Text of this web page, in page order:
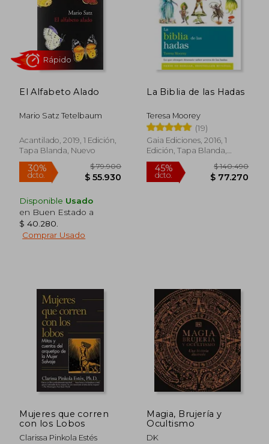
30% 20%
dcto.
$
$
El Alfabeto Alado
Mario Satz Tetelbaum
Acantilado, 2019, 1 Edición,
Tapa Blanda, Nuevo
30%
dcto.
$ 79.900
$ 55.930
Rápido
Disponible Usado
en Buen Estado a
$ 40.280
Comprar Usado
La Biblia de las Hadas
Teresa Moorey
(19)
Gaia Ediciones, 2016, 1
Edición, Tapa Blanda,
Nuevo
45%
dcto.
$
$
Mujeres que corren
con los Lobos
Clarissa Pinkola Estés
Magia, Brujería y
Ocultismo
DK